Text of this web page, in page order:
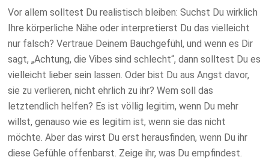
Vor allem solltest Du realistisch bleiben: Suchst Du wirklich
Ihre körperliche Nähe oder interpretierst Du das vielleicht
nur falsch? Vertraue Deinem Bauchgefühl, und wenn es Dir
sagt, „Achtung, die Vibes sind schlecht“, dann solltest Du es
vielleicht lieber sein lassen. Oder bist Du aus Angst davor,
sie zu verlieren, nicht ehrlich zu ihr? Wem soll das
letztendlich helfen? Es ist völlig legitim, wenn Du mehr
willst, genauso wie es legitim ist, wenn sie das nicht
möchte. Aber das wirst Du erst herausfinden, wenn Du ihr
diese Gefühle offenbarst. Zeige ihr, was Du empfindest.